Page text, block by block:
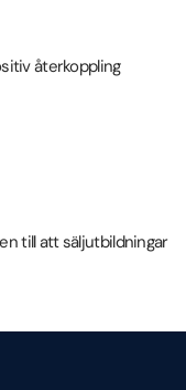
återkoppling
till att säljutbildningar